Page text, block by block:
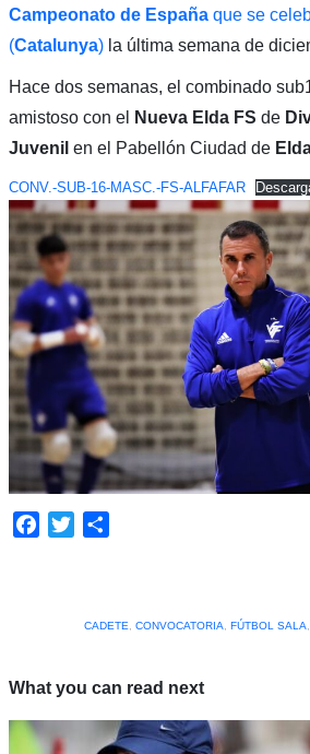
Campeonato de Españaque se
(Catalunya)la última semana de
Hace dos semanas, el combinado
amistoso con el
Nueva Elda FS de
Juvenil en el Pabellón Ciudad de
CONV.-SUB-16-MASC.-FS-ALFAFAR
Facebook
Twitter
CADETE
CONVOCATORIA FÚTBOL SALA
What you can read next